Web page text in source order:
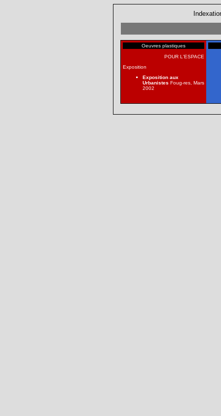
Oeuvres plastiques
POUR L'ESPACE
Exposition
Exposition aux
Urbanistes Foug-res, Mars
2002